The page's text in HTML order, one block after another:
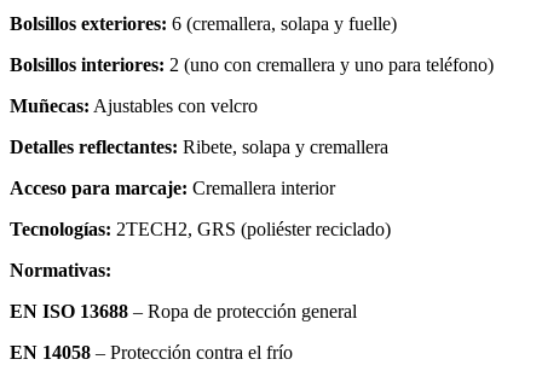
Bolsillos exteriores: 6 (cremallera, solapa y fuelle)
Bolsillos interiores: 2 (uno con cremallera y uno para teléfono)
Muñecas: Ajustables con velcro
Detalles reflectantes: Ribete, solapa y cremallera
Acceso para marcaje: Cremallera interior
Tecnologías: 2TECH2, GRS (poliéster reciclado)
Normativas:
EN ISO 13688 – Ropa de protección general
EN 14058 – Protección contra el frío